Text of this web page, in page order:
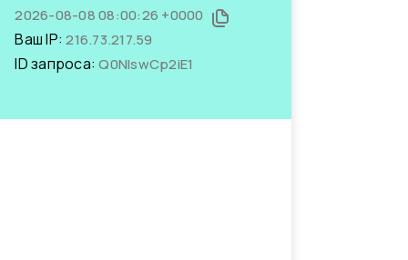
2026-08-08 08:00:26 +0000
Ваш IP:216.73.217.59
ID запроса:Q0NIswCp2iE1